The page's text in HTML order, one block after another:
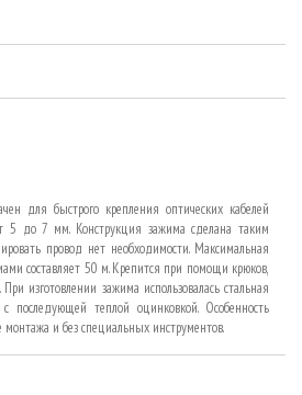
для быстрого крепления оптических кабелей
5 до 7 мм. Конструкция зажима сделана таким
провод нет необходимости. Максимальная
составляет 50 м. Крепится при помощи крюков,
изготовлении зажима использовалась стальная
с последующей теплой оцинковкой. Особенность
монтажа и без специальных инструментов.